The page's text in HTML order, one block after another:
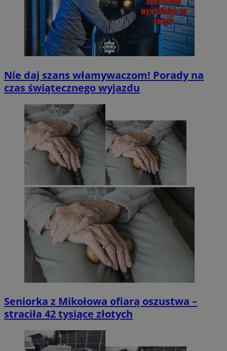
Nie daj szans włamywaczom! Porady na
czas świątecznego wyjazdu
Seniorka z Mikołowa ofiarą oszustwa –
straciła 42 tysiące złotych